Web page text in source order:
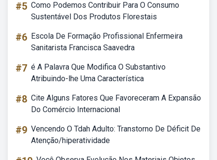
#5 Como Podemos Contribuir Para O Consumo
Sustentável Dos Produtos Florestais
#6 Escola De Formação Profissional Enfermeira
Sanitarista Francisca Saavedra
#7 é A Palavra Que Modifica O Substantivo
Atribuindo-lhe Uma Característica
#8 Cite Alguns Fatores Que Favoreceram A Expansão
Do Comércio Internacional
#9 Vencendo O Tdah Adulto: Transtorno De Déficit De
Atenção/hiperatividade